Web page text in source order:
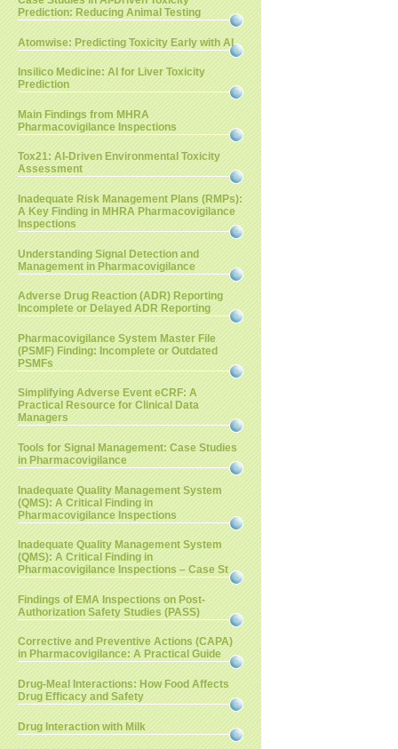
Prediction: Reducing Animal Testing
Atomwise: Predicting Toxicity Early with AI
Insilico Medicine: AI for Liver Toxicity
Prediction
Main Findings from MHRA
Pharmacovigilance Inspections
Tox21: AI-Driven Environmental Toxicity
Assessment
Inadequate Risk Management Plans (RMPs):
A Key Finding in MHRA Pharmacovigilance
Inspections
Understanding Signal Detection and
Management in Pharmacovigilance
Adverse Drug Reaction (ADR) Reporting
Incomplete or Delayed ADR Reporting
Pharmacovigilance System Master File
(PSMF) Finding: Incomplete or Outdated
PSMFs
Simplifying Adverse Event eCRF: A
Practical Resource for Clinical Data
Managers
Tools for Signal Management: Case Studies
in Pharmacovigilance
Inadequate Quality Management System
(QMS): A Critical Finding in
Pharmacovigilance Inspections
Inadequate Quality Management System
(QMS): A Critical Finding in
Pharmacovigilance Inspections – Case St
Findings of EMA Inspections on Post-
Authorization Safety Studies (PASS)
Corrective and Preventive Actions (CAPA)
in Pharmacovigilance: A Practical Guide
Drug-Meal Interactions: How Food Affects
Drug Efficacy and Safety
Drug Interaction with Milk